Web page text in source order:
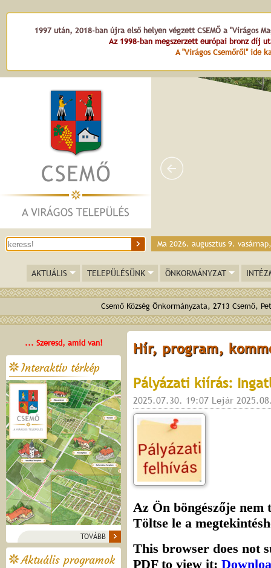
1997 után, 2018-ban újra első helyen végzett CSEMŐ a "Virágos
Az 1998-ban megszerzett európai bronz díj
A "Virágos Csemőről" ide
Ma 2026. augusztus 9.
AKTUÁLIS TELEPÜLÉSÜNK ÖNKORMÁNYZAT
Csemő Község Önkormányzata, 2713
... Szeresd, amid van!
Interaktív térkép
TOVÁBB
Aktuális programok
Hír, program,
Pályázati kiírás:
2025.07.30. 19:07 Lejár